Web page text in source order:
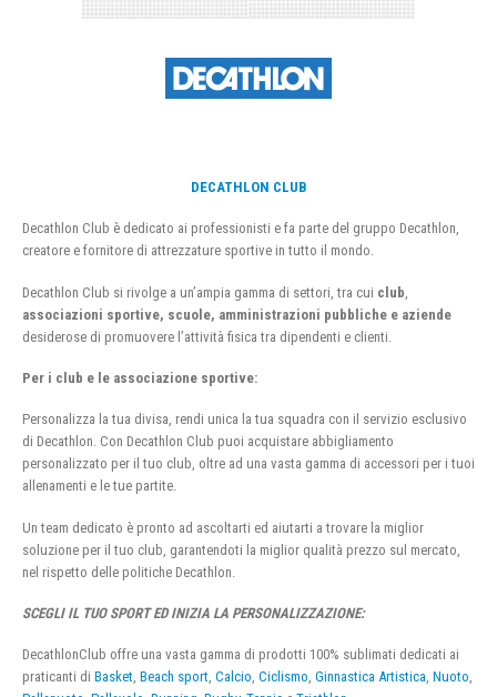
DECATHLON CLUB
Decathlon Club è dedicato ai professionisti e fa parte del gruppo Decathlon,
creatore e fornitore di attrezzature sportive in tutto il mondo.
Decathlon Club si rivolge a un’ampia gamma di settori, tra cui club
associazioni sportive, scuole, amministrazioni pubbliche e aziende
desiderose di promuovere l’attività fisica tra dipendenti e clienti.
Per i club e le associazione sportive:
Personalizza la tua divisa, rendi unica la tua squadra con il servizio esclusivo
di Decathlon. Con Decathlon Club puoi acquistare abbigliamento
personalizzato per il tuo club, oltre ad una vasta gamma di accessori per i tuoi
allenamenti e le tue partite.
Un team dedicato è pronto ad ascoltarti ed aiutarti a trovare la miglior
soluzione per il tuo club, garantendoti la miglior qualità prezzo sul mercato,
nel rispetto delle politiche Decathlon.
SCEGLI IL TUO SPORT ED INIZIA LA PERSONALIZZAZIONE:
DecathlonClub offre una vasta gamma di prodotti 100% sublimati dedicati ai
praticanti di Basket, Beach sport, Calcio, Ciclismo, Ginnastica Artistica, Nuoto,